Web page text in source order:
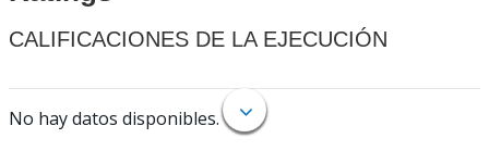
CALIFICACIONES DE LA EJECUCIÓN
No hay datos disponibles.